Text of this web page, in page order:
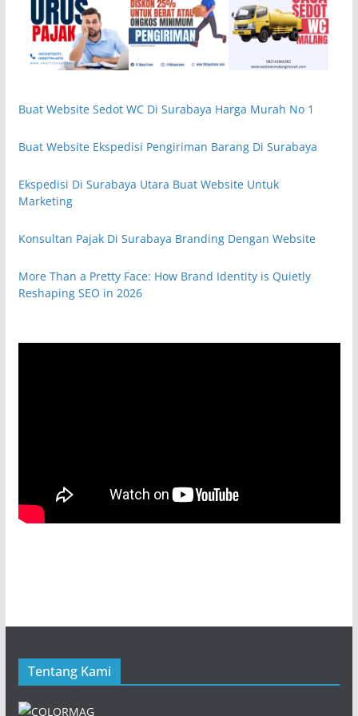
Buat Website Sedot WC Di Surabaya Harga Murah No 1
Buat Website Ekspedisi Pengiriman Barang Di Surabaya
Ekspedisi Di Surabaya Utara Buat Website Untuk
Marketing
Konsultan Pajak Di Surabaya Branding Dengan Website
More Than a Pretty Face: How Brand Identity is Quietly
Reshaping SEO in 2026
Tentang Kami